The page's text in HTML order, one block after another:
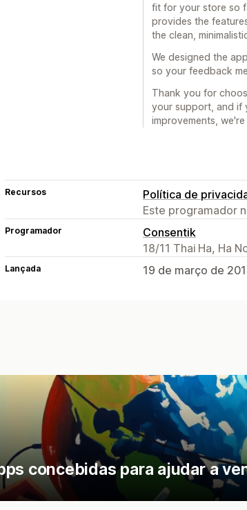
fit for your store so
provides the
the clean,
We designed the
so your feedback
Thank you for
your support, and if
improvements,
Recursos
Política de
Este programador
Programador
Consentik
18/11 Thai Ha, Ha
Lançada 19 de março de
concebidas para ajudar a